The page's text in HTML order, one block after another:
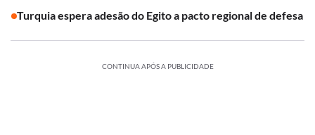
Turquia espera adesão do Egito a pacto regional de defesa
CONTINUA APÓS A PUBLICIDADE